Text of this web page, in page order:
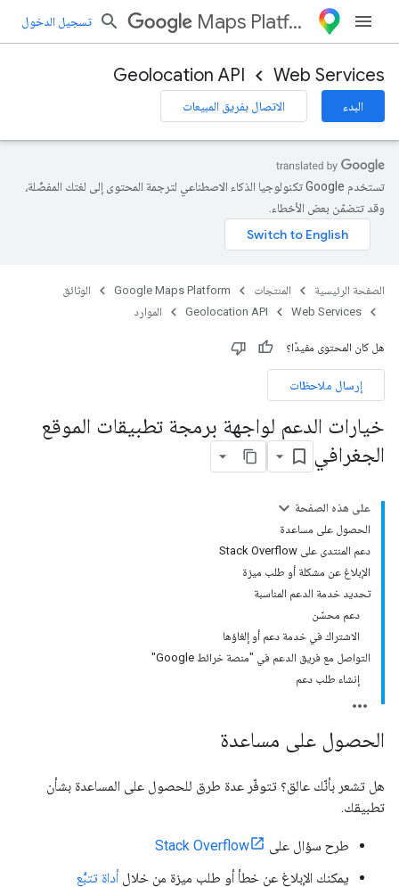
Maps Platform تسجيل الدخول
Web Services
Geolocation API
البدء الاتصال بفريق المبيعات
تستخدم Google تكنولوجيا الذكاء الاصطناعي لترجمة المحتوى إلى لغتك المفضّلة،
وقد تتضمّن بعض الأخطاء.
الصفحة الرئيسية المنتجات Google Maps Platform
الوثائق
Web Services
Geolocation API الموارد
هل كان المحتوى مفيدًا؟
إرسال ملاحظات
خيارات الدعم لواجهة برمجة تطبيقات الموقع
الجغرافي
على هذه الصفحة
الحصول على مساعدة
دعم المنتدى على Stack Overflow
الإبلاغ عن مشكلة أو طلب ميزة
تحديد خدمة الدعم المناسبة
دعم محسّن
الاشتراك في خدمة دعم أو إلغاؤها
التواصل مع فريق الدعم في "منصة خرائط Google"
إنشاء طلب دعم
الحصول على مساعدة
هل تشعر بأنّك عالق؟ تتوفّر عدة طرق للحصول على المساعدة بشأن
تطبيقك.
طرح سؤال على
Stack Overflow
يمكنك الإبلاغ عن خطأ أو طلب ميزة من خلالأداة تتبُّع